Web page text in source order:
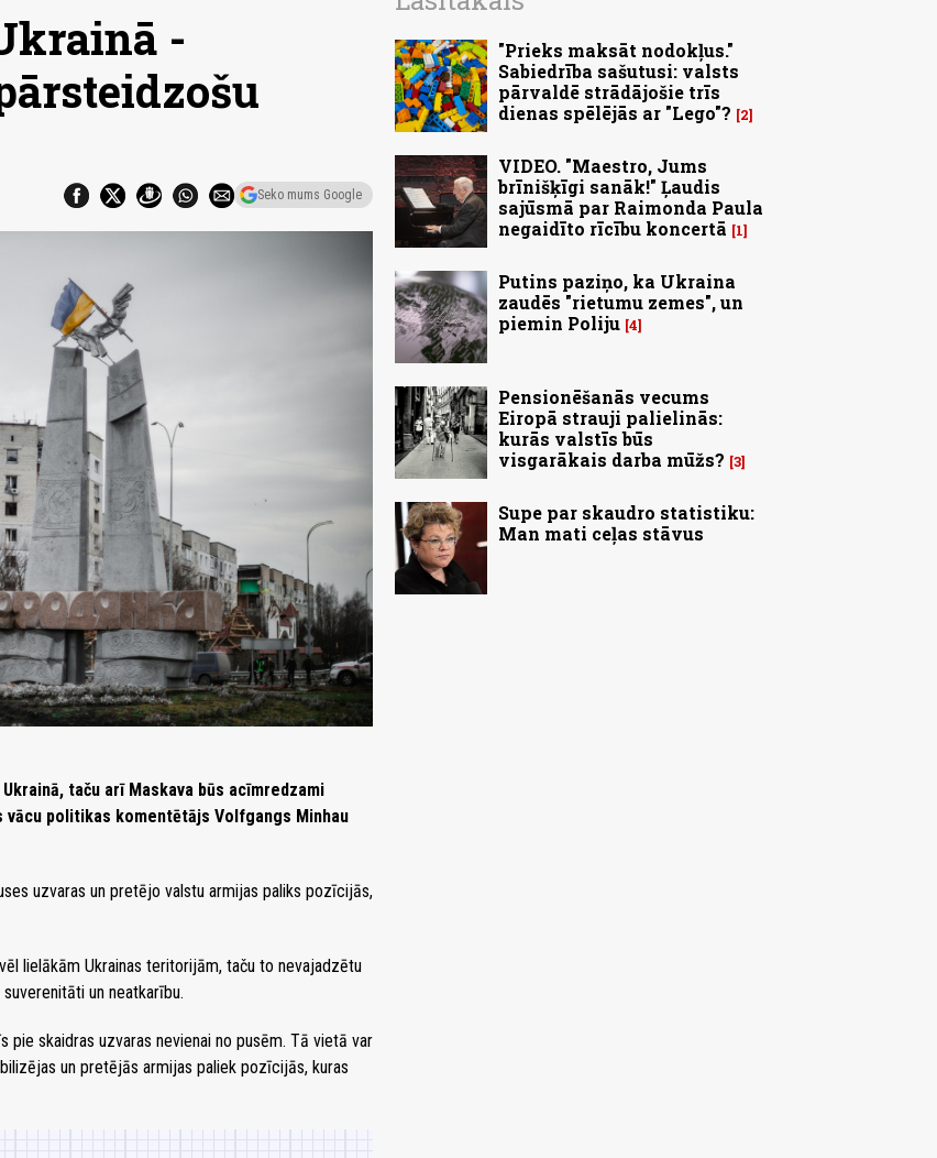
-
Seko mums Google
taču arī Maskava būs acīmredzami
politikas komentētājs Volfgangs Minhau
uzvaras un pretējo valstu armijas paliks pozīcijās,
lielākām Ukrainas teritorijām, taču to nevajadzētu
un neatkarību.
pie skaidras uzvaras nevienai no pusēm. Tā vietā var
un pretējās armijas paliek pozīcijās, kuras
"Prieks maksāt nodokļus."
Sabiedrība sašutusi: valsts
pārvaldē strādājošie trīs
dienas spēlējās ar "Lego"?
2
VIDEO. "Maestro, Jums
brīnišķīgi sanāk!" Ļaudis
sajūsmā par Raimonda Paula
negaidīto rīcību koncertā
1
Putins paziņo, ka Ukraina
zaudēs "rietumu zemes", un
piemin Poliju 4
Pensionēšanās vecums
Eiropā strauji palielinās:
kurās valstīs būs
visgarākais darba mūžs? 3
Supe par skaudro statistiku:
Man mati ceļas stāvus